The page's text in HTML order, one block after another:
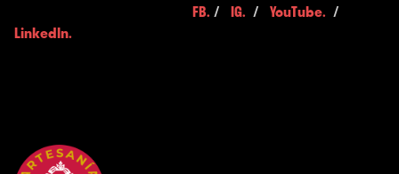
FB. / IG. / YouTube. /
LinkedIn.